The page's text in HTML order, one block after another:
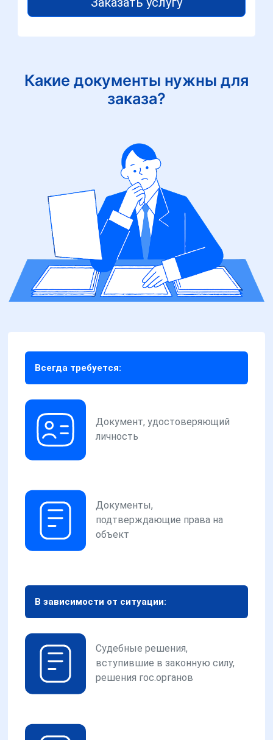
Какие документы нужны для
заказа?
Всегда требуется:
Документ, удостоверяющий
личность
Документы,
подтверждающие права на
объект
В зависимости от ситуации:
Судебные решения,
вступившие в законную силу,
решения гос.органов